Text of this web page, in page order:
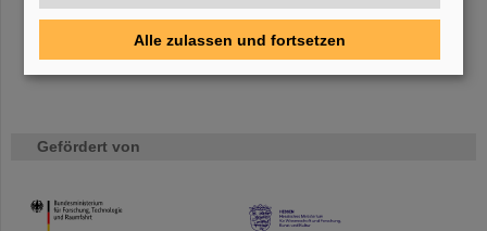
Gefördert von
HMWK
Alle zulassen und fortsetzen